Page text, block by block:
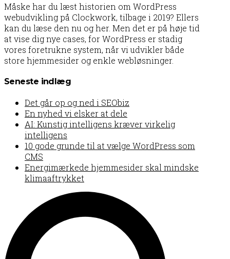
Måske har du læst historien om WordPress
webudvikling på Clockwork, tilbage i 2019? Ellers
kan du læse den nu og her. Men det er på høje tid
at vise dig nye cases, for WordPress er stadig
vores foretrukne system, når vi udvikler både
store hjemmesider og enkle webløsninger.
Seneste indlæg
Det går op og ned i SEObiz
En nyhed vi elsker at dele
AI: Kunstig intelligens kræver virkelig
intelligens
10 gode grunde til at vælge WordPress som
CMS
Energimærkede hjemmesider skal mindske
klimaaftrykket